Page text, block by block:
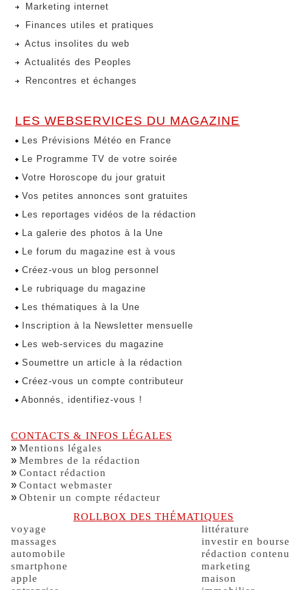
Marketing internet
Finances utiles et pratiques
Actus insolites du web
Actualités des Peoples
Rencontres et échanges
LES WEBSERVICES DU MAGAZINE
Les Prévisions Météo en France
Le Programme TV de votre soirée
Votre Horoscope du jour gratuit
Vos petites annonces sont gratuites
Les reportages vidéos de la rédaction
La galerie des photos à la Une
Le forum du magazine est à vous
Créez-vous un blog personnel
Le rubriquage du magazine
Les thématiques à la Une
Inscription à la Newsletter mensuelle
Les web-services du magazine
Soumettre un article à la rédaction
Créez-vous un compte contributeur
Abonnés, identifiez-vous !
CONTACTS & INFOS LÉGALES
» Mentions légales
» Membres de la rédaction
» Contact rédaction
» Contact webmaster
» Obtenir un compte rédacteur
ROLLBOX DES THÉMATIQUES
voyage
massages
automobile
smartphone
apple
littérature
investir en bourse
rédaction contenu
marketing
maison